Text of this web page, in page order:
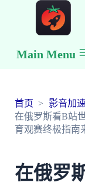
Main Menu
首页
影音加
在俄罗斯看B站
育观赛终极指南
在俄罗